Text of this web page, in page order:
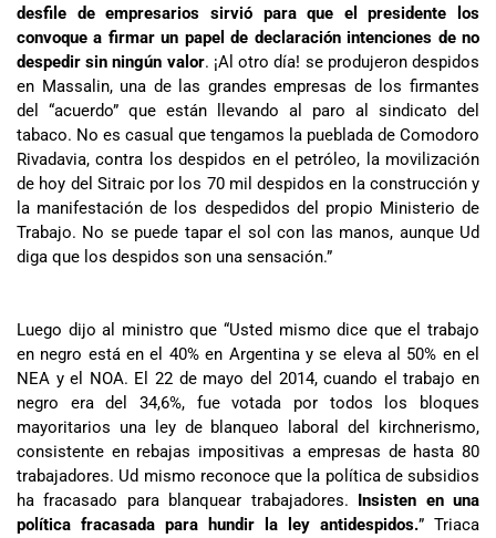
desfile de empresarios sirvió para que el presidente los
convoque a firmar un papel de declaración intenciones de no
despedir sin ningún valor. ¡Al otro día! se produjeron despidos
en Massalin, una de las grandes empresas de los firmantes
del “acuerdo” que están llevando al paro al sindicato del
tabaco. No es casual que tengamos la pueblada de Comodoro
Rivadavia, contra los despidos en el petróleo, la movilización
de hoy del Sitraic por los 70 mil despidos en la construcción y
la manifestación de los despedidos del propio Ministerio de
Trabajo. No se puede tapar el sol con las manos, aunque Ud
diga que los despidos son una sensación.”
Luego dijo al ministro que “Usted mismo dice que el trabajo
en negro está en el 40% en Argentina y se eleva al 50% en el
NEA y el NOA. El 22 de mayo del 2014, cuando el trabajo en
negro era del 34,6%, fue votada por todos los bloques
mayoritarios una ley de blanqueo laboral del kirchnerismo,
consistente en rebajas impositivas a empresas de hasta 80
trabajadores. Ud mismo reconoce que la política de subsidios
ha fracasado para blanquear trabajadores.
Insisten en una
política fracasada para hundir la ley antidespidos.” Triaca